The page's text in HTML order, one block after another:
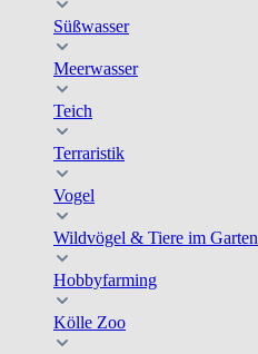
Süßwasser
Meerwasser
Teich
Terraristik
Vogel
Wildvögel & Tiere im Garten
Hobbyfarming
Kölle Zoo